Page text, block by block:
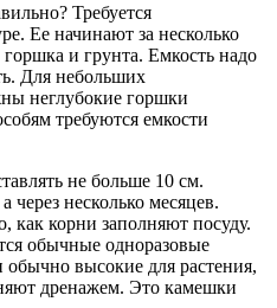
Требуется
Ее начинают за несколько
и грунта. Емкость надо
Для небольших
неглубокие горшки
требуются емкости
не больше 10 см.
через несколько месяцев.
как корни заполняют посуду.
обычные одноразовые
высокие для растения,
дренажем. Это камешки